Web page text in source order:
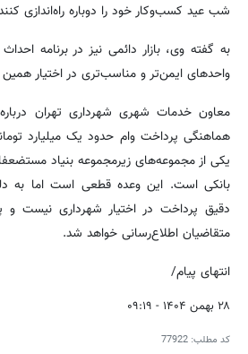
شب عید کسب‌وکار خود را دوباره راه‌اندازی
به گفته وی، بازار دائمی نیز در برنامه
واحدهای ایمن‌تر و مناسب‌تری در اختیار
معاون خدمات شهری شهرداری تهران
هماهنگی پرداخت وام حدود یک میلیارد
یکی از مجموعه‌های زیرمجموعه بنیاد
بانکی است. این وعده قطعی است اما به
دقیق پرداخت در اختیار شهرداری نیست و
متقاضیان اطلاع‌رسانی خواهد شد.
انتهای پیام/
۲۸ بهمن ۱۴۰۴ - ۰۹:۱۹
کد مطلب: 77922